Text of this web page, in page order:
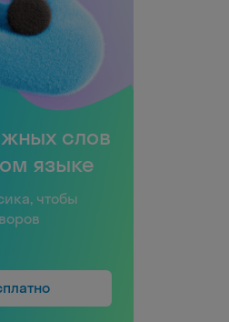
слов
языке
чтобы